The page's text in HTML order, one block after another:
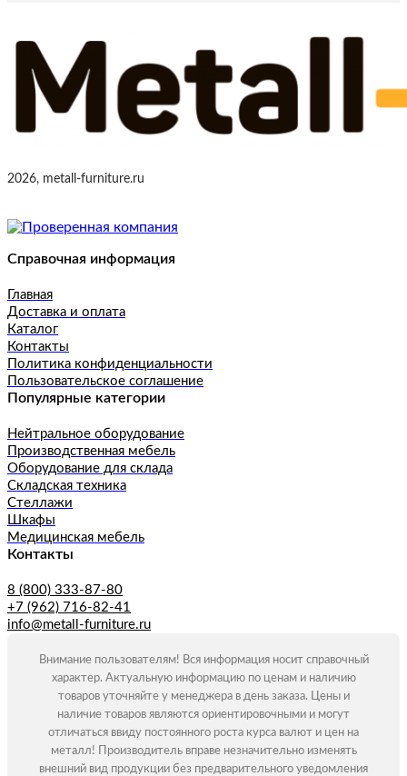
2026, metall-furniture.ru
Справочная информация
Главная
Доставка и оплата
Каталог
Контакты
Политика конфиденциальности
Пользовательское соглашение
Популярные категории
Нейтральное оборудование
Производственная мебель
Оборудование для склада
Складская техника
Стеллажи
Шкафы
Медицинская мебель
Контакты
8 (800) 333-87-80
+7 (962) 716-82-41
info@metall-furniture.ru
Внимание пользователям! Вся информация носит справочный
характер. Актуальную информацию по ценам и наличию
товаров уточняйте у менеджера в день заказа. Цены и
наличие товаров являются ориентировочными и могут
отличаться ввиду постоянного роста курса валют и цен на
металл! Производитель вправе незначительно изменять
внешний вид продукции без предварительного уведомления